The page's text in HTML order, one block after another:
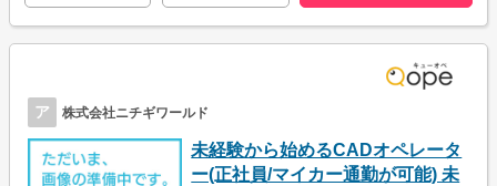
ア 株式会社ニチギワールド
未経験から始めるCADオペレータ
ー(正社員/マイカー通勤が可能) 未